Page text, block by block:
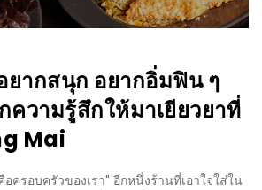
ยากสนุก อยากอิ่มฟิน ๆ
วามรู้สึกให้มาเยียวยาที่
Mai
รอบครัวของเรา" อีกหนึ่งร้านที่เอาใจใส่ใน